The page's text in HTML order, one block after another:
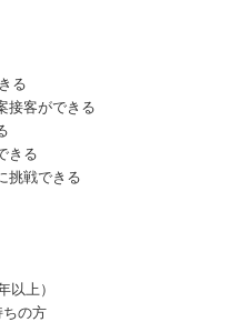
る
接客ができる
きる
挑戦できる
以上）
の方